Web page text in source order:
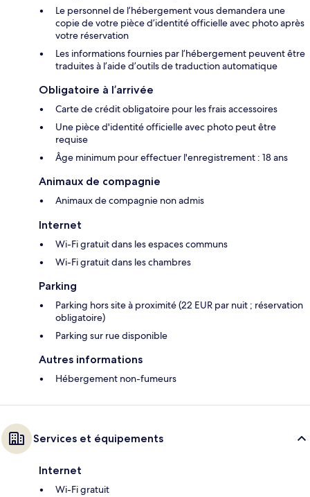
Le personnel de l’hébergement vous demandera une
copie de votre pièce d’identité officielle avec photo après
votre réservation
Les informations fournies par l’hébergement peuvent être
traduites à l’aide d’outils de traduction automatique
Obligatoire à l’arrivée
Carte de crédit obligatoire pour les frais accessoires
Une pièce d'identité officielle avec photo peut être
requise
Âge minimum pour effectuer l'enregistrement : 18 ans
Animaux de compagnie
Animaux de compagnie non admis
Internet
Wi-Fi gratuit dans les espaces communs
Wi-Fi gratuit dans les chambres
Parking
Parking hors site à proximité (22 EUR par nuit ; réservation
obligatoire)
Parking sur rue disponible
Autres informations
Hébergement non-fumeurs
Services et équipements
Internet
Wi-Fi gratuit